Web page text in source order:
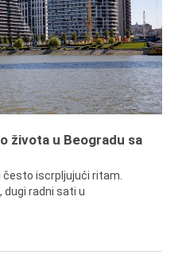
života u Beogradu sa
iscrpljujući ritam.
dugi radni sati u